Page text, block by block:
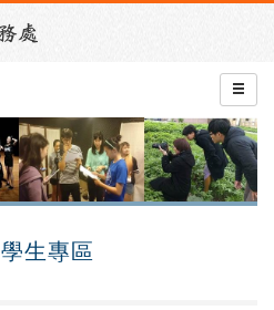
學生專區